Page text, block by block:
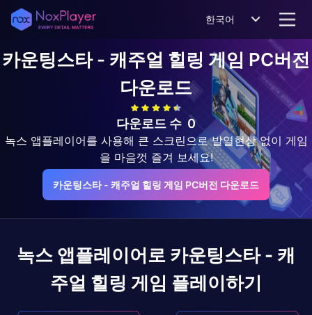
한국어
카운팅스타 - 캐주얼 힐링 게임 PC버전
다운로드
다운로드 수 0
녹스 앱플레이어를 사용해 큰 스크린으로 발열현상 없이 게임
을 마음껏 즐겨 보세요!
카운팅스타 - 캐주얼 힐링 게임 PC버전 다운로드
녹스 앱플레이어로 카운팅스타 - 캐
주얼 힐링 게임 플레이하기